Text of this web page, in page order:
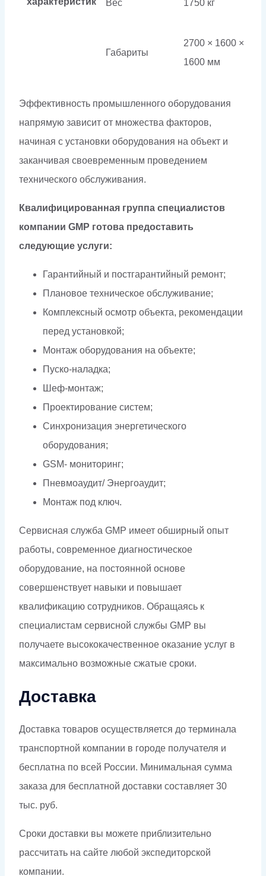
Вес 1750 кг
Габариты
2700 × 1600 ×
1600 мм
Эффективность промышленного оборудования
напрямую зависит от множества факторов,
начиная с установки оборудования на объект и
заканчивая своевременным проведением
технического обслуживания.
Квалифицированная группа специалистов
компании GMP готова предоставить
следующие услуги:
Гарантийный и постгарантийный ремонт;
Плановое техническое обслуживание;
Комплексный осмотр объекта, рекомендации
перед установкой;
Монтаж оборудования на объекте;
Пуско-наладка;
Шеф-монтаж;
Проектирование систем;
Синхронизация энергетического
оборудования;
GSM- мониторинг;
Пневмоаудит/ Энергоаудит;
Монтаж под ключ.
Сервисная служба GMP имеет обширный опыт
работы, современное диагностическое
оборудование, на постоянной основе
совершенствует навыки и повышает
квалификацию сотрудников. Обращаясь к
специалистам сервисной службы GMP вы
получаете высококачественное оказание услуг в
максимально возможные сжатые сроки.
Доставка
Доставка товаров осуществляется до терминала
транспортной компании в городе получателя и
бесплатна по всей России. Минимальная сумма
заказа для бесплатной доставки составляет 30
тыс. руб.
Сроки доставки вы можете приблизительно
рассчитать на сайте любой экспедиторской
компании.